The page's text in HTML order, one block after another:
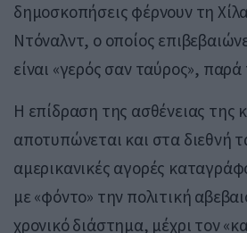
δημοσκοπήσεις φέρνουν τη
Ντόναλντ, ο οποίος
είναι «γερός σαν ταύρος», παρά
Η επίδραση της ασθένειας της
αποτυπώνεται και στα διεθνή
αμερικανικές αγορές
με «φόντο» την πολιτική
χρονικό διάστημα, μέχρι τον